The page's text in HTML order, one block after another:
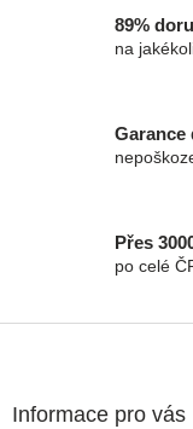
89%
na
Garance
Přes
po celé
Informace pro vás